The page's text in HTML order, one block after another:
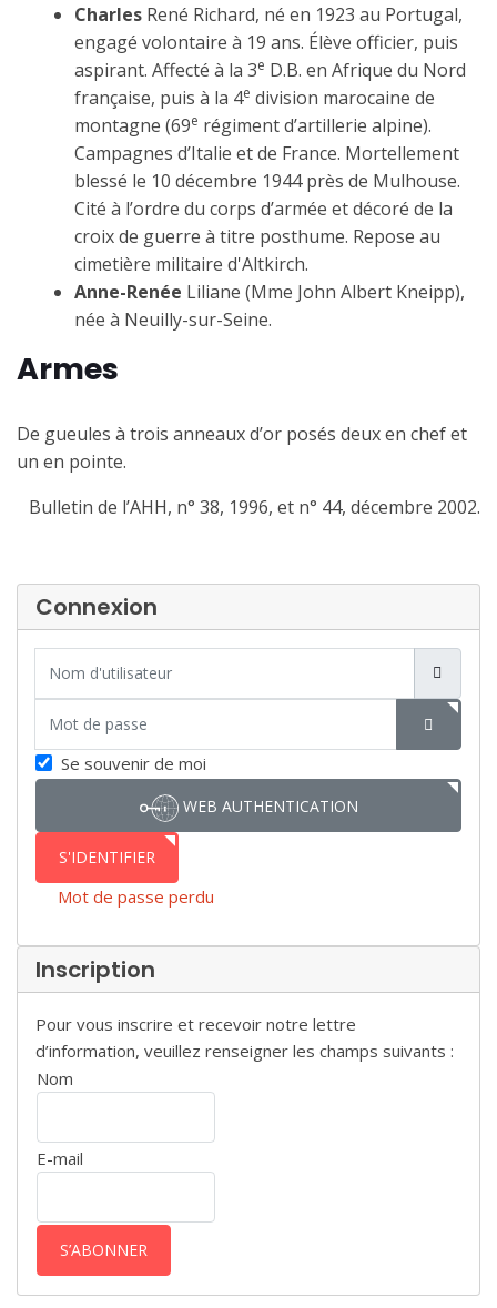
Charles René Richard, né en 1923 au Portugal,
engagé volontaire à 19 ans. Élève officier, puis
aspirant. Affecté à la 3e D.B. en Afrique du Nord
française, puis à la 4e division marocaine de
montagne (69e régiment d’artillerie alpine).
Campagnes d’Italie et de France. Mortellement
blessé le 10 décembre 1944 près de Mulhouse.
Cité à l’ordre du corps d’armée et décoré de la
croix de guerre à titre posthume. Repose au
cimetière militaire d'Altkirch.
Anne-Renée Liliane (Mme John Albert Kneipp),
née à Neuilly-sur-Seine.
Armes
De gueules à trois anneaux d’or posés deux en chef et
un en pointe.
Bulletin de l’AHH, n° 38, 1996, et n° 44, décembre 2002.
Connexion
SHOW
Se souvenir de moi
WEB AUTHENTICATION
S'IDENTIFIER
Mot de passe perdu
Inscription
Pour vous inscrire et recevoir notre lettre
d’information, veuillez renseigner les champs suivants :
Nom
E-mail